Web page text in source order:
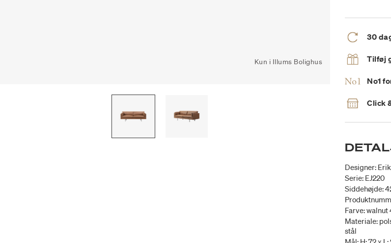
Kun i Illums Bolighus
30
Tilføj
No1
Click
Designer:
Serie: EJ220
Siddehøjde:
Farve: walnut
Materiale:
stål